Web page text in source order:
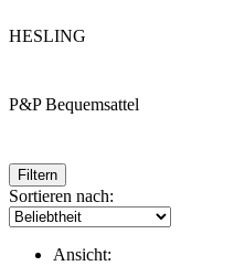
HESLING
P&P Bequemsattel
Filtern
Sortieren nach:
Ansicht: